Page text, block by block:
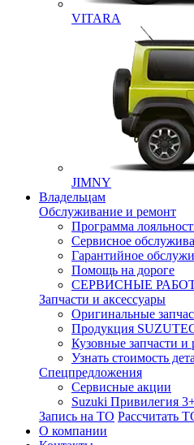
VITARA
JIMNY
Владельцам
Обслуживание и ремонт
Программа
Сервисное
Гарантийное
Помощь на дороге
СЕРВИСНЫЕ
Запчасти и аксессуары
Оригинальные
Продукция
Кузовные запчасти и
Узнать стоимость
Спецпредложения
Сервисные акции
Suzuki Привилегия
Запись на ТО Рассчитать
О компании